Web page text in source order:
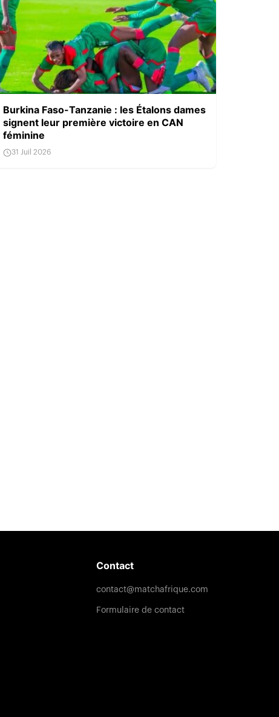
Burkina Faso-Tanzanie : les Étalons dames
signent leur première victoire en CAN
féminine
31 Juil 2026
Contact
contact@matchafrique.com
Formulaire de contact